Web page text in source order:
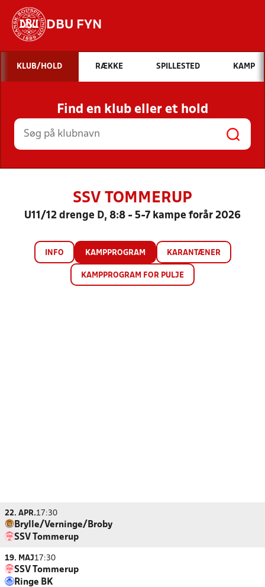
DBU FYN
Hvad vil du søge efter?
INDHOLD OG NYHEDER
STILLINGER, RESULTATER, KLUBBER OG
HOLD
KLUB/HOLD RÆKKE SPILLESTED KAMP
Find en klub eller et hold
SSV TOMMERUP
U11/12 drenge D, 8:8 - 5-7 kampe forår 2026
INFO KAMPPROGRAM KARANTÆNER
KAMPPROGRAM FOR PULJE
22. APR.17:30
Brylle/Verninge/Broby
SSV Tommerup
19. MAJ17:30
SSV Tommerup
Ringe BK